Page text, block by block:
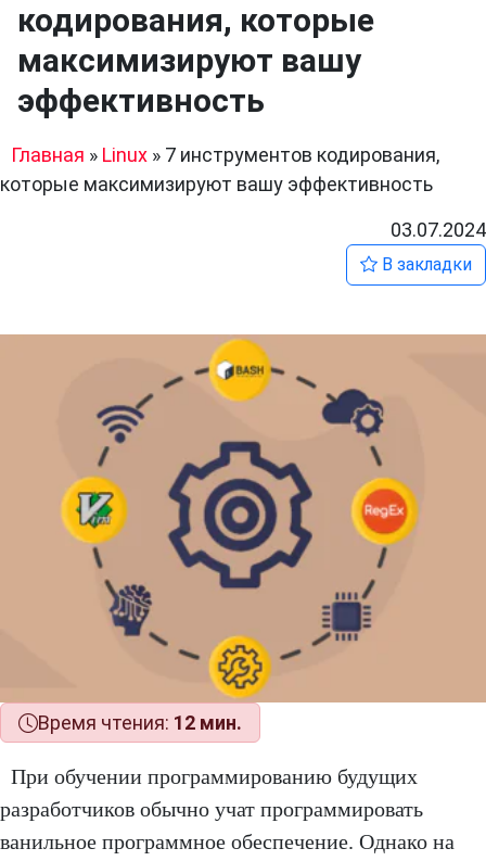
кодирования, которые
максимизируют вашу
эффективность
Главная » Linux » 7 инструментов кодирования,
которые максимизируют вашу эффективность
03.07.2024
В закладки
Время чтения: 12 мин.
При обучении программированию будущих
разработчиков обычно учат программировать
ванильное программное обеспечение. Однако на